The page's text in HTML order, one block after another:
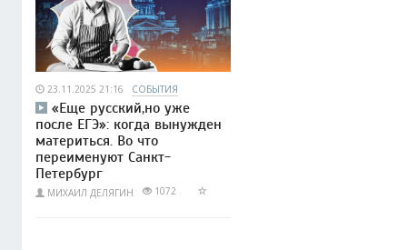
23.11.2025 21:16 СОБЫТИЯ
«Еще русский,но уже
после ЕГЭ»: когда вынужден
материться. Во что
переименуют Санкт-
Петербург
МИХАИЛ ДЕЛЯГИН 1072